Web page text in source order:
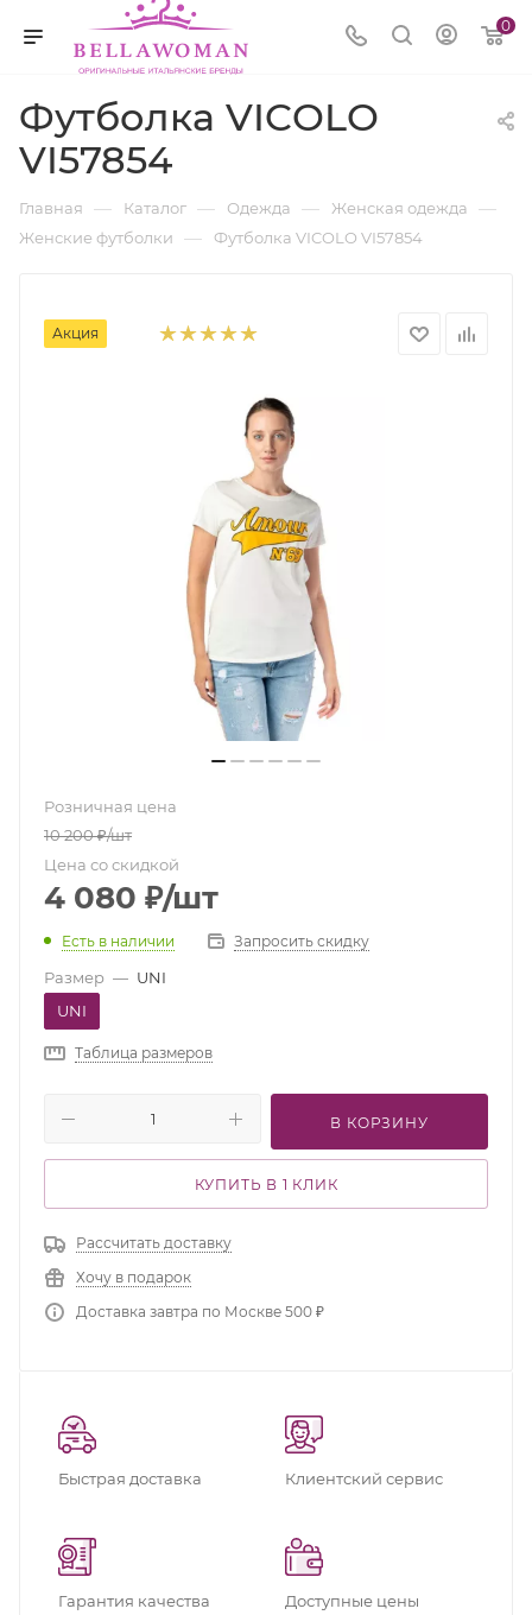
0
Футболка VICOLO
VI57854
Главная — Каталог — Одежда — Женская одежда —
Женские футболки — Футболка VICOLO VI57854
Акция
Розничная цена
10 200₽/шт
Цена со скидкой
4 080 ₽/шт
Есть в наличии Запросить скидку
Размер — UNI
UNI
Таблица размеров
В КОРЗИНУ
КУПИТЬ В 1 КЛИК
Рассчитать доставку
Хочу в подарок
Доставка завтра по Москве 500 ₽
Быстрая доставка Клиентский сервис
Гарантия качества Доступные цены